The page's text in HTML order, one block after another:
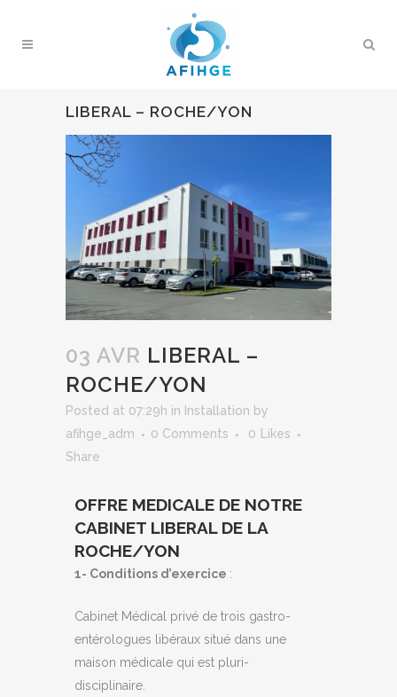
LIBERAL – ROCHE/YON
03 AVR LIBERAL –
ROCHE/YON
Posted at 07:29h in Installation by
afihge_adm
0 Comments 0
Likes
Share
OFFRE MEDICALE DE NOTRE
CABINET LIBERAL DE LA
ROCHE/YON
1- Conditions d’exercice :
Cabinet Médical privé de trois gastro-
entérologues libéraux situé dans une
maison médicale qui est pluri-
disciplinaire.